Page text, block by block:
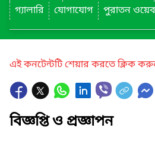
গ্যালারি
যোগাযোগ পুরাতন
এই কনটেন্টটি শেয়ার করতে ক্লিক
বিজ্ঞপ্তি ও প্রজ্ঞাপন